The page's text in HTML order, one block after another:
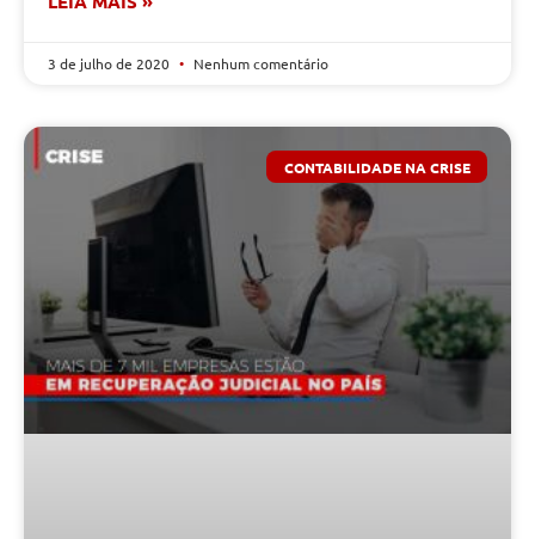
3 de julho de 2020 Nenhum comentário
CONTABILIDADE NA CRISE